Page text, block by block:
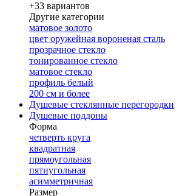
+33 вариантов
Другие категории
матовое золото
цвет оружейная вороненая сталь
прозрачное стекло
тонированное стекло
матовое стекло
профиль белый
200 см и более
Душевые стеклянные перегородки
Душевые поддоны
Форма
четверть круга
квадратная
прямоугольная
пятиугольная
асимметричная
Размер